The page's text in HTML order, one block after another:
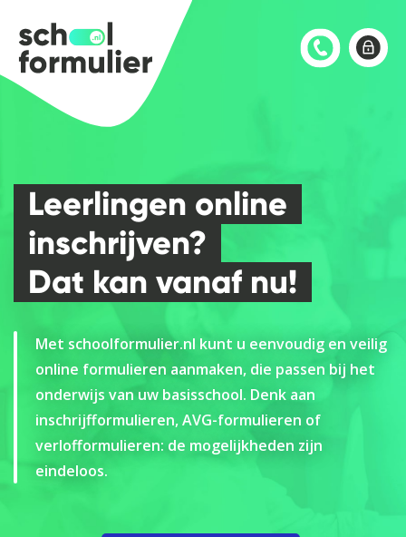
Leerlingen online
inschrijven?
Dat kan vanaf nu!
Met schoolformulier.nl kunt u eenvoudig en veilig
online formulieren aanmaken, die passen bij het
onderwijs van uw basisschool. Denk aan
inschrijfformulieren, AVG-formulieren of
verlofformulieren: de mogelijkheden zijn
eindeloos.